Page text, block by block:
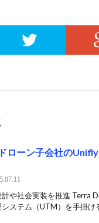
ローン子会社の
や社会実装を推進 Terra
システム（UTM）を手掛け